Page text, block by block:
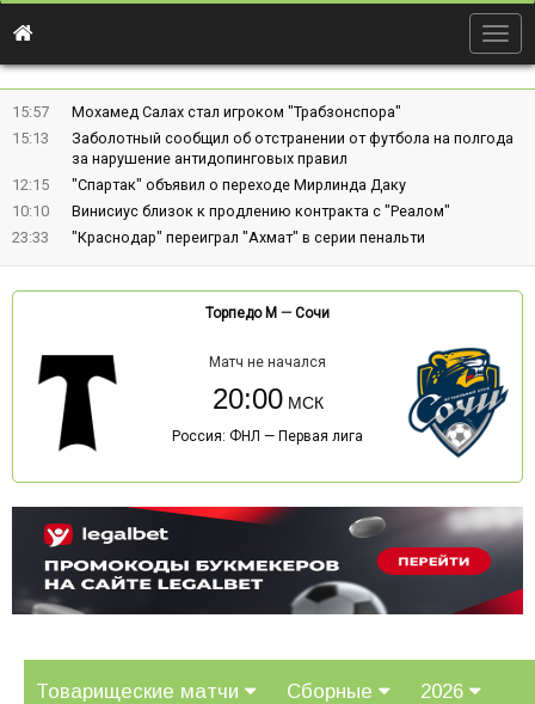
15:57
Мохамед Салах стал игроком "Трабзонспора"
15:13
Заболотный сообщил об отстранении от футбола на полгода
за нарушение антидопинговых правил
12:15
"Спартак" объявил о переходе Мирлинда Даку
10:10
Винисиус близок к продлению контракта с "Реалом"
23:33
"Краснодар" переиграл "Ахмат" в серии пенальти
Торпедо М — Сочи
Матч не начался
20:00
Россия: ФНЛ — Первая лига
Товарищеские матчи Сборные 2026